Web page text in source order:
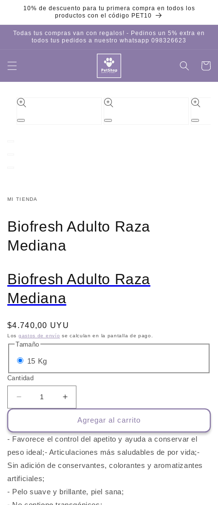
directamente
10% de descuento para tu primera compra en todos los
productos con el código PET10
Todas tus compras van con regalos! - Pedinos un 5% extra en
todos tus pedidos a nuestro whatsapp 098326623
Iniciar
sesión
Carrito
directamente
a la
del producto
Abrir
Abrir
Abrir
MI TIENDA
Biofresh Adulto Raza
Mediana
Biofresh Adulto Raza
Mediana
Precio
habitual
$4.740,00 UYU
Los gastos de envío se calculan en la pantalla de pago.
Tamaño
15 KgVariante
agotada
o
Cantidad
Reducir
cantidad
Biofresh
Adulto
Raza
Mediana
Aumentar
cantidad
para
Biofresh
Adulto
Raza
Mediana
Agregar al carrito
- Favorece el control del apetito y ayuda a conservar el
peso ideal;- Articulaciones más saludables de por vida;-
Sin adición de conservantes, colorantes y aromatizantes
artificiales;
- Pelo suave y brillante, piel sana;